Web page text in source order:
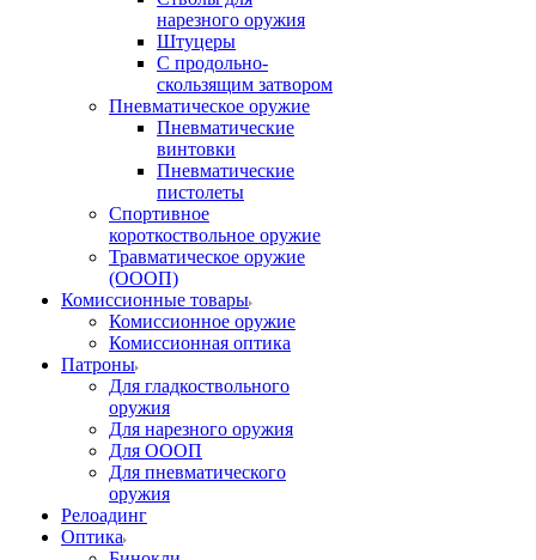
нарезного оружия
Штуцеры
С продольно-
скользящим затвором
Пневматическое оружие
Пневматические
винтовки
Пневматические
пистолеты
Спортивное
короткоствольное оружие
Травматическое оружие
(ОООП)
Комиссионные товары
Комиссионное оружие
Комиссионная оптика
Патроны
Для гладкоствольного
оружия
Для нарезного оружия
Для ОООП
Для пневматического
оружия
Релоадинг
Оптика